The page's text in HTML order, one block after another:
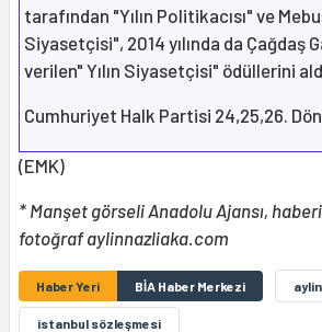
tarafından "Yılın Politikacısı" ve
Siyasetçisi", 2014 yılında da Çağdaş
verilen" Yılın Siyasetçisi" ödüllerini
Cumhuriyet Halk Partisi 24,25,26.
(EMK)
* Manşet görseli Anadolu Ajansı,
fotoğraf aylinnazliaka.com
Haber Yeri BİA Haber Merkezi
istanbul sözleşmesi